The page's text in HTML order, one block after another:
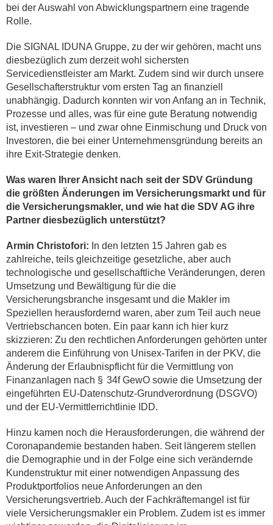
bei der Auswahl von Abwicklungspartnern eine tragende
Rolle.
Die SIGNAL IDUNA Gruppe, zu der wir gehören, macht uns
diesbezüglich zum derzeit wohl sichersten
Servicedienstleister am Markt. Zudem sind wir durch unsere
Gesellschafterstruktur vom ersten Tag an finanziell
unabhängig. Dadurch konnten wir von Anfang an in Technik,
Prozesse und alles, was für eine gute Beratung notwendig
ist, investieren – und zwar ohne Einmischung und Druck von
Investoren, die bei einer Unternehmensgründung bereits an
ihre Exit-Strategie denken.
Was waren Ihrer Ansicht nach seit der SDV Gründung
die größten Änderungen im Versicherungsmarkt und für
die Versicherungsmakler, und wie hat die SDV AG ihre
Partner diesbezüglich unterstützt?
Armin Christofori: In den letzten 15 Jahren gab es
zahlreiche, teils gleichzeitige gesetzliche, aber auch
technologische und gesellschaftliche Veränderungen, deren
Umsetzung und Bewältigung für die die
Versicherungsbranche insgesamt und die Makler im
Speziellen herausfordernd waren, aber zum Teil auch neue
Vertriebschancen boten. Ein paar kann ich hier kurz
skizzieren: Zu den rechtlichen Anforderungen gehörten unter
anderem die Einführung von Unisex-Tarifen in der PKV, die
Änderung der Erlaubnispflicht für die Vermittlung von
Finanzanlagen nach § 34f GewO sowie die Umsetzung der
eingeführten EU-Datenschutz-Grundverordnung (DSGVO)
und der EU-Vermittlerrichtlinie IDD.
Hinzu kamen noch die Herausforderungen, die während der
Coronapandemie bestanden haben. Seit längerem stellen
die Demographie und in der Folge eine sich verändernde
Kundenstruktur mit einer notwendigen Anpassung des
Produktportfolios neue Anforderungen an den
Versicherungsvertrieb. Auch der Fachkräftemangel ist für
viele Versicherungsmakler ein Problem. Zudem ist es immer